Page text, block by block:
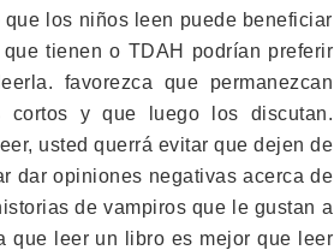
los niños leen puede beneficiar
tienen o TDAH podrían preferir
favorezca que permanezcan
cortos y que luego los discutan.
usted querrá evitar que dejen de
dar opiniones negativas acerca de
de vampiros que le gustan a
que leer un libro es mejor que leer